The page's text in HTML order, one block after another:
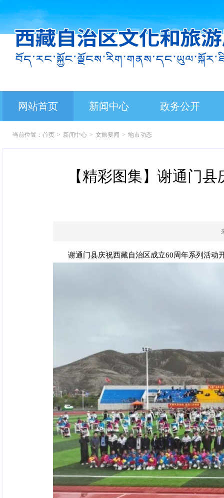
网站首页 新闻中心 政务公开
当前位置： 首页 > 新闻中心 > 文旅要闻 > 地市动态
【精彩图集】谢通门
谢通门县庆祝西藏自治区成立60周年系列活动